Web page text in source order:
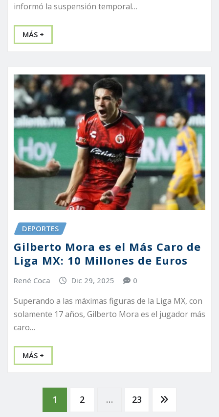
informó la suspensión temporal…
MÁS +
DEPORTES
Gilberto Mora es el Más Caro de
Liga MX: 10 Millones de Euros
René Coca Dic 29, 2025 0
Superando a las máximas figuras de la Liga MX, con
solamente 17 años, Gilberto Mora es el jugador más
caro…
MÁS +
Paginación
1 2 … 23